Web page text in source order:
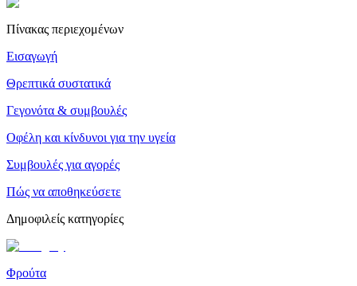
Πίνακας περιεχομένων
Εισαγωγή
Θρεπτικά συστατικά
Γεγονότα & συμβουλές
Οφέλη και κίνδυνοι για την υγεία
Συμβουλές για αγορές
Πώς να αποθηκεύσετε
Δημοφιλείς κατηγορίες
Φρούτα